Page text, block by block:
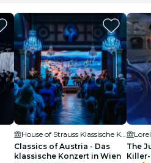
Classics of Austria - Das
klassische Konzert in Wien
The